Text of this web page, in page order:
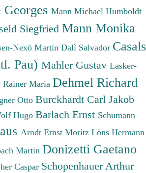
Georges Mann Michael Humboldt
Siegfried Mann Monika
Nexö Martin Dalì Salvador Casals
Pau) Mahler Gustav Lasker-
Rainer Maria Dehmel Richard
Otto Burckhardt Carl Jakob
Hugo Barlach Ernst Schumann
Arndt Ernst Moritz Löns Hermann
Martin Donizetti Gaetano
Caspar Schopenhauer Arthur